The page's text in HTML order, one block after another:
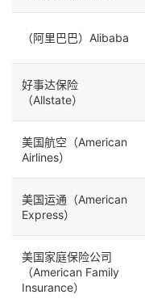
（阿里巴巴）Alibaba
好事达保险
（Allstate）
美国航空（American
Airlines）
美国运通（American
Express）
美国家庭保险公司
（American Family
Insurance）